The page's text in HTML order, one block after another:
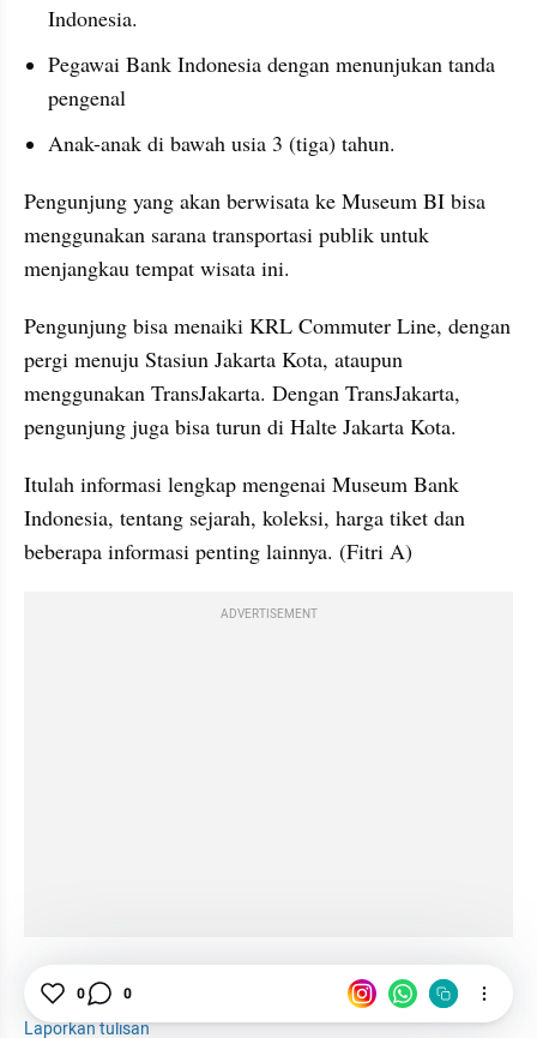
Indonesia.
Pegawai Bank Indonesia dengan menunjukan tanda
pengenal
Anak-anak di bawah usia 3 (tiga) tahun.
Pengunjung yang akan berwisata ke Museum BI bisa
menggunakan sarana transportasi publik untuk
menjangkau tempat wisata ini.
Pengunjung bisa menaiki KRL Commuter Line, dengan
pergi menuju Stasiun Jakarta Kota, ataupun
menggunakan TransJakarta. Dengan TransJakarta,
pengunjung juga bisa turun di Halte Jakarta Kota.
Itulah informasi lengkap mengenai Museum Bank
Indonesia, tentang sejarah, koleksi, harga tiket dan
beberapa informasi penting lainnya. (Fitri A)
ADVERTISEMENT
Museum
Laporkan tulisan
0 0